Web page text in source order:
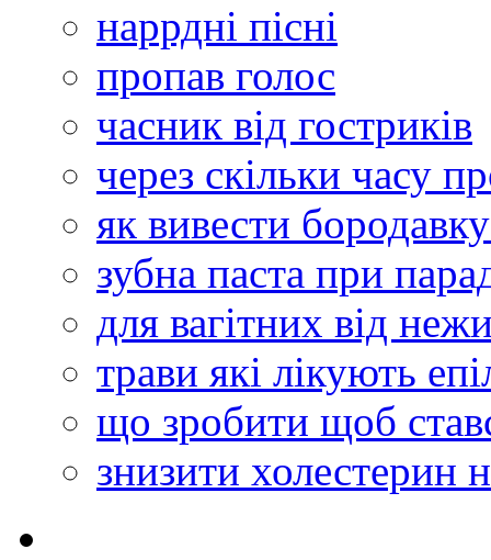
наррдні пісні
пропав голос
часник від гостриків
через скільки часу
як вивести
зубна паста при
для вагітних від
трави які лікують
що зробити щоб
знизити холестерин